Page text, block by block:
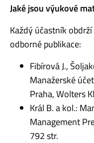
Jaké jsou výukové
Každý účastník
odborné publikace:
Fibírová J.,
Manažerské
Praha, Wolters
Král B. a kol.:
Management
792 str.